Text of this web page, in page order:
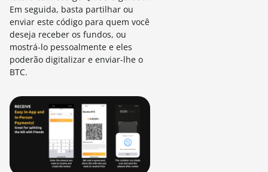
Em seguida, basta partilhar ou
enviar este código para quem você
deseja receber os fundos, ou
mostrá-lo pessoalmente e eles
poderão digitalizar e enviar-lhe o
BTC.